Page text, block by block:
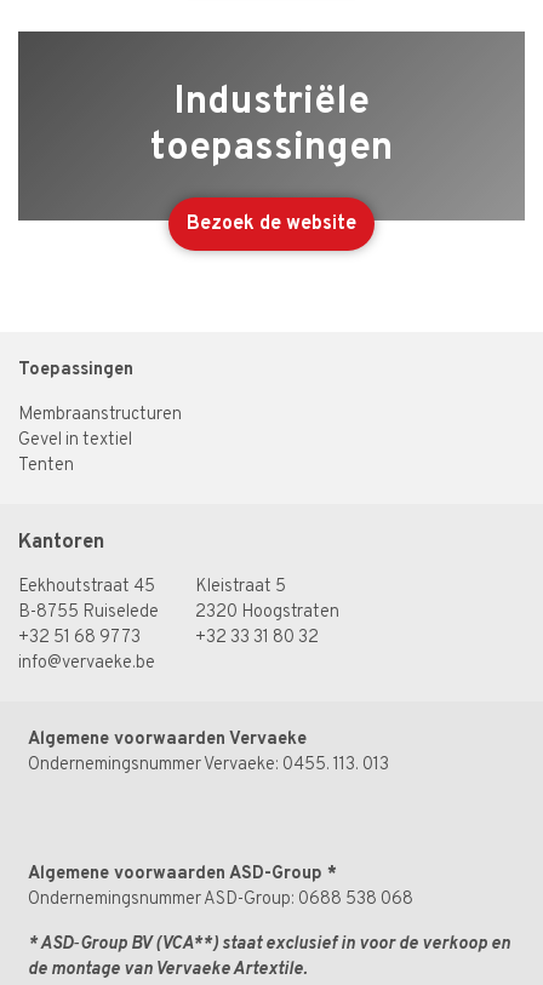
Industriële
toepassingen
Bezoek de website
Toepassingen
Membraanstructuren
Gevel in textiel
Tenten
Kantoren
Eekhoutstraat 45
B-8755 Ruiselede
+32 51 68 97 73
info@vervaeke.be
Kleistraat 5
2320 Hoogstraten
+32 33 31 80 32
Algemene voorwaarden Vervaeke
Ondernemingsnummer Vervaeke: 0455. 113. 013
Algemene voorwaarden ASD-Group *
Ondernemingsnummer ASD-Group: 0688 538 068
* ASD‑Group BV (VCA**) staat exclusief in voor de verkoop en
de montage van Vervaeke Artextile.